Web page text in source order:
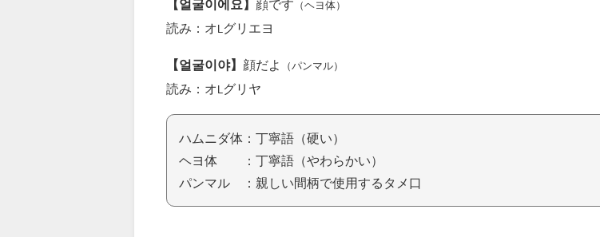
【얼굴이에요】 顔です （ヘヨ体）
読み：オ グリエヨ
【얼굴이야】 顔だよ （パンマル）
読み：オ グリヤ
ハムニダ体：丁寧語（硬い）
ヘヨ体 ：丁寧語（やわらかい）
パンマル ：親しい間柄で使用するタメ口